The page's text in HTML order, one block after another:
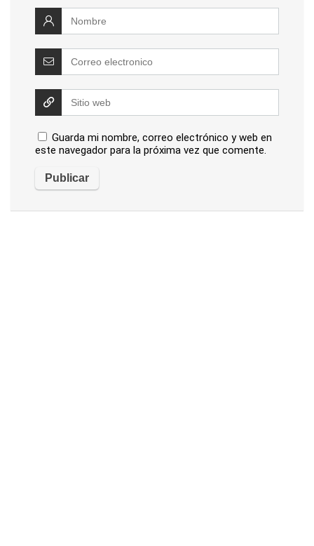
Guarda mi nombre, correo electrónico y web en
este navegador para la próxima vez que comente.